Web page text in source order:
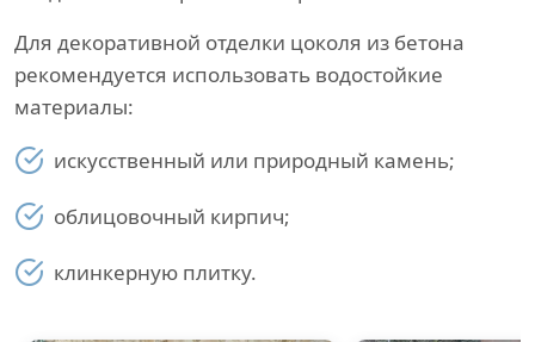
Для декоративной отделки цоколя из бетона
рекомендуется использовать водостойкие
материалы:
искусственный или природный камень;
облицовочный кирпич;
клинкерную плитку.